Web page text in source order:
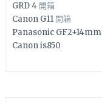
GRD 4 開箱
Canon G11 開箱
Panasonic GF2+14mm
Canon is850